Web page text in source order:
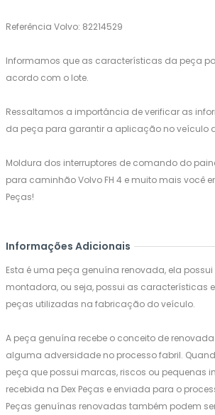
Referência Volvo: 82214529
Informamos que as características da peça
acordo com o lote.
Ressaltamos a importância de verificar as
da peça para garantir a aplicação no veículo
Moldura dos interruptores de comando do
para caminhão Volvo FH 4 e muito mais você
Peças!
Informações Adicionais
Esta é uma peça genuína renovada, ela
montadora, ou seja, possui as características
peças utilizadas na fabricação do veículo.
A peça genuína recebe o conceito de
alguma adversidade no processo fabril.
peça que possui marcas, riscos ou pequenas
recebida na Dex Peças e enviada para o
Peças genuínas renovadas também podem